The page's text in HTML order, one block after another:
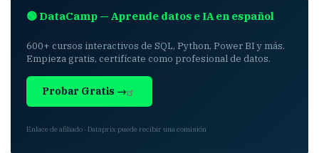
🟢 DataCamp — Aprende datos e IA en español
600+ cursos interactivos de SQL, Python, Power BI y más.
Empieza gratis, certifícate como profesional de datos.
Probar Gratis →
Enlace de afiliado · Dataprix puede recibir una comisión